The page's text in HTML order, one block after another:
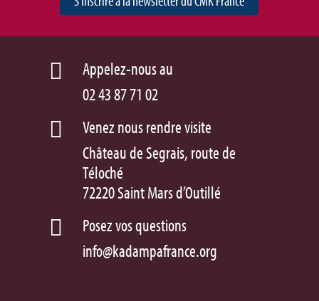

Appelez-nous au
02 43 87 71 02

Venez nous rendre visite
Château de Segrais, route de
Téloché
72220 Saint Mars d’Outillé

Posez vos questions
info@kadampafrance.org